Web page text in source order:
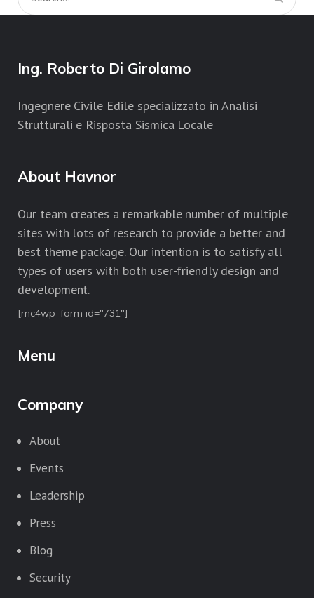
Ing. Roberto Di Girolamo
Ingegnere Civile Edile specializzato in Analisi
Strutturali e Risposta Sismica Locale
About Havnor
Our team creates a remarkable number of multiple
sites with lots of research to provide a better and
best theme package. Our intention is to satisfy all
types of users with both user-friendly design and
development.
[mc4wp_form id="731"]
Menu
Company
About
Events
Leadership
Press
Blog
Security